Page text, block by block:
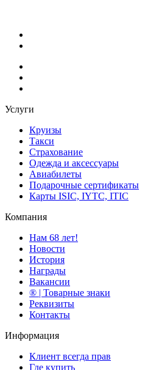
Услуги
Круизы
Такси
Страхование
Одежда и аксессуары
Авиабилеты
Подарочные сертификаты
Карты ISIC, IYTC, ITIC
Компания
Нам 68 лет!
Новости
История
Награды
Вакансии
® | Товарные знаки
Реквизиты
Контакты
Информация
Клиент всегда прав
Где купить